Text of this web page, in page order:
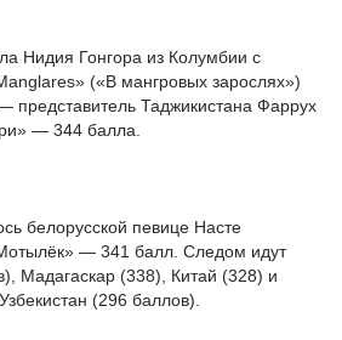
Нидия Гонгора из Колумбии с
(«В мангровых зарослях»)
Таджикистана Фаррух
— 344 балла.
белорусской певице Насте
— 341 балл. Следом идут
Мадагаскар (338), Китай (328) и
(296 баллов).